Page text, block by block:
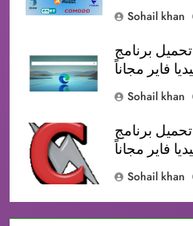
Sohail khan
تحميل برنامج Microsoft Edge
Sohail khan
تحميل برنامج Context Menu Editor
Sohail khan